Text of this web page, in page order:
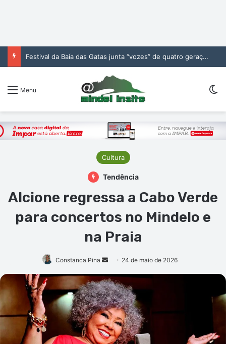
Festival da Baía das Gatas junta “vozes” de quatro gerações da música cabo-verdiana na segunda noite
Menu
Cultura
Tendência
Alcione regressa a Cabo Verde
para concertos no Mindelo e
na Praia
Constanca Pina
Mande
e-
mail
24 de maio de 2026